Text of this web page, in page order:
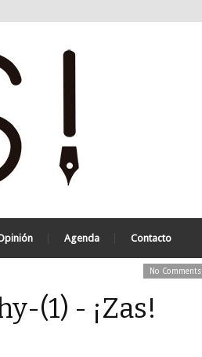
Agenda Contacto
No Comments
(1) - ¡Zas!